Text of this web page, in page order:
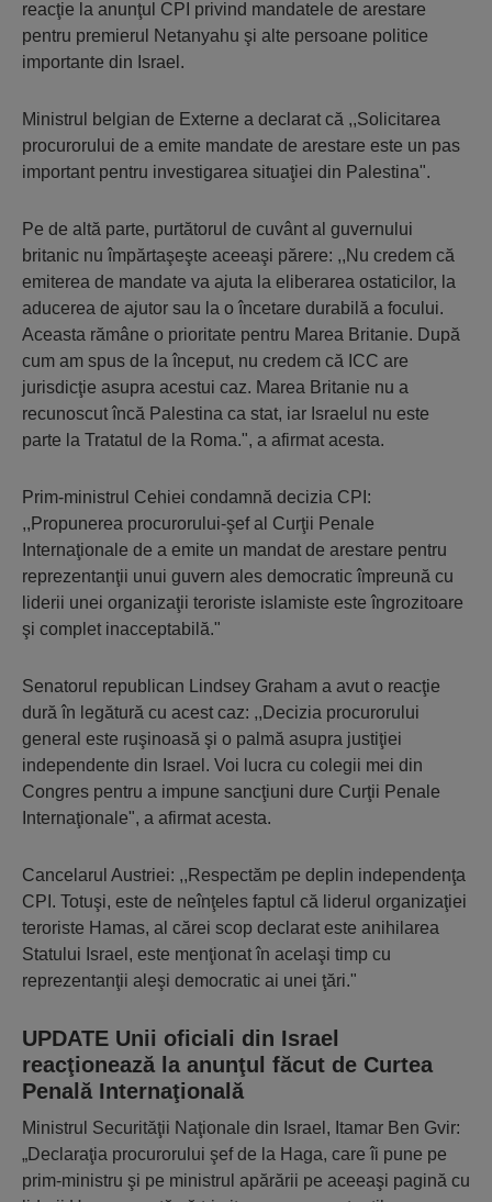
reacţie la anunţul CPI privind mandatele de arestare
pentru premierul Netanyahu şi alte persoane politice
importante din Israel.
Ministrul belgian de Externe a declarat că ,,Solicitarea
procurorului de a emite mandate de arestare este un pas
important pentru investigarea situaţiei din Palestina".
Pe de altă parte, purtătorul de cuvânt al guvernului
britanic nu împărtaşeşte aceeaşi părere: ,,Nu credem că
emiterea de mandate va ajuta la eliberarea ostaticilor, la
aducerea de ajutor sau la o încetare durabilă a focului.
Aceasta rămâne o prioritate pentru Marea Britanie. După
cum am spus de la început, nu credem că ICC are
jurisdicţie asupra acestui caz. Marea Britanie nu a
recunoscut încă Palestina ca stat, iar Israelul nu este
parte la Tratatul de la Roma.", a afirmat acesta.
Prim-ministrul Cehiei condamnă decizia CPI:
,,Propunerea procurorului-şef al Curţii Penale
Internaţionale de a emite un mandat de arestare pentru
reprezentanţii unui guvern ales democratic împreună cu
liderii unei organizaţii teroriste islamiste este îngrozitoare
şi complet inacceptabilă."
Senatorul republican Lindsey Graham a avut o reacţie
dură în legătură cu acest caz: ,,Decizia procurorului
general este ruşinoasă şi o palmă asupra justiţiei
independente din Israel. Voi lucra cu colegii mei din
Congres pentru a impune sancţiuni dure Curţii Penale
Internaţionale", a afirmat acesta.
Cancelarul Austriei: ,,Respectăm pe deplin independenţa
CPI. Totuşi, este de neînţeles faptul că liderul organizaţiei
teroriste Hamas, al cărei scop declarat este anihilarea
Statului Israel, este menţionat în acelaşi timp cu
reprezentanţii aleşi democratic ai unei ţări."
UPDATE Unii oficiali din Israel
reacţionează la anunţul făcut de Curtea
Penală Internaţională
Ministrul Securităţii Naţionale din Israel, Itamar Ben Gvir:
„Declaraţia procurorului şef de la Haga, care îi pune pe
prim-ministru şi pe ministrul apărării pe aceeaşi pagină cu